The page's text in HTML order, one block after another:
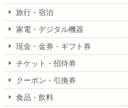
旅行・宿泊
家電・デジタル機器
現金・金券・ギフト券
チケット・招待券
クーポン・引換券
食品・飲料